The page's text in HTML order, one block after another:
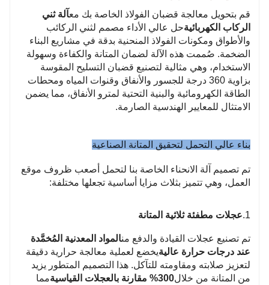
اتساق عالي: أثناء معالجة الدفعات، يكون شكل الانحناء
وارتفاع حجم كل قضيب فولاذي موحدًا لضمان توحيد
المكونات الهيكلية.
3. قوة قوية، قابلة للتكيف مع الاحتياجات المعقدة
عزم دوران عالي: يوفر المحرك الكهربائي طاقة مستقرة
ويمكنه بسهولة ثني قضبان الفولاذ ذات نطاق القطر الواسع
عالي القوة.
الطويل، وتجنب تدهور الأداء الناجم عن ارتفاع درجة الحرارة،
ومناسبة لمتطلبات التحميل العالية لمواقع البناء الكبيرة.
قم بتحويل معالجة قضبان الفولاذ الخاصة بك معآلة ثني
الركاب الكهربائيةحل عالي الأداء مصمم لثني الركائب
والأطواق ومكونات الفولاذ المنحنية بدقة في مشاريع البناء
الضخمة. صُممت هذه الآلة لضمان المتانة والكفاءة وسهولة
الاستخدام، وهي مثالية لتصنيع قضبان التسليح المقوسة
بزاوية 360 درجة للجسور والأنفاق وقنوات المياه ومحطات
الطاقة الكهرومائية والبنية التحتية لمترو الأنفاق، مما يضمن
الامتثال للمعايير الهندسية الصارمة.
بناء عالي التحمل لتحقيق المتانة الصناعية
تم تصميم آلة الانحناء الخاصة بنا لتحمل أصعب ظروف موقع
العمل، وهي تتميز بثلاث مزايا أساسية تجعلها مختلفة:
1. عجلات مطفئة ثلاثية المتانة
تم تصنيع عجلات القيادة والدفع منالمواد المعدنية المُخمَّدة
عند درجات حرارة عاليةيخضع لعملية معالجة حرارية دقيقة
لتعزيز صلابته ومقاومته للتآكل. هذا التصميم المتطور يزيد
من المتانة من خلال300% مقارنة بالعجلات القياسية مما